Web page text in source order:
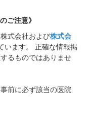
ご注意》
式会社および株式会
います。 正確な情報掲
るものではありませ
前に必ず該当の医院